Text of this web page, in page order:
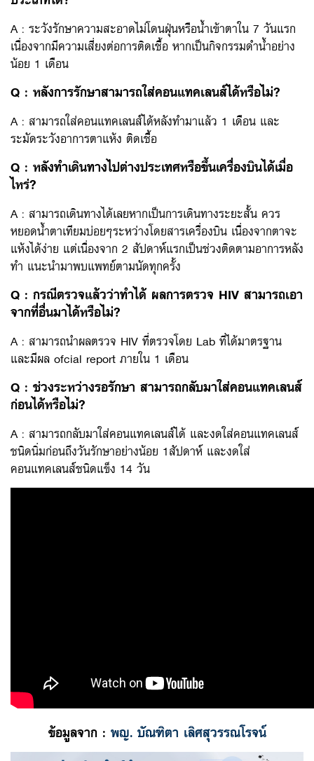
A : ระวังรักษาความสะอาดไม่โดนฝุ่นหรือน้ำเข้าตาใน 7 วันแรก
เนื่องจากมีความเสี่ยงต่อการติดเชื้อ หากเป็นกิจกรรมดำน้ำอย่าง
น้อย 1 เดือน
Q : หลังการรักษาสามารถใส่คอนแทคเลนส์ได้หรือไม่?
A : สามารถใส่คอนแทคเลนส์ได้หลังทำมาแล้ว 1 เดือน และ
ระมัดระวังอาการตาแห้ง ติดเชื้อ
Q : หลังทำเดินทางไปต่างประเทศหรือขึ้นเครื่องบินได้เมื่อ
ไหร่?
A : สามารถเดินทางได้เลยหากเป็นการเดินทางระยะสั้น ควร
หยอดน้ำตาเทียมบ่อยๆระหว่างโดยสารเครื่องบิน เนื่องจากตาจะ
แห้งได้ง่าย แต่เนื่องจาก 2 สัปดาห์แรกเป็นช่วงติดตามอาการหลัง
ทำ แนะนำมาพบแพทย์ตามนัดทุกครั้ง
Q : กรณีตรวจแล้วว่าทำได้ ผลการตรวจ HIV สามารถเอา
จากที่อื่นมาได้หรือไม่?
A : สามารถนำผลตรวจ HIV ที่ตรวจโดย Lab ที่ได้มาตรฐาน
และมีผล official report ภายใน 1 เดือน
Q : ช่วงระหว่างรอรักษา สามารถกลับมาใส่คอนแทคเลนส์
ก่อนได้หรือไม่?
A : สามารถกลับมาใส่คอนแทคเลนส์ได้ และงดใส่คอนแทคเลนส์
ชนิดนิ่มก่อนถึงวันรักษาอย่างน้อย 1สัปดาห์ และงดใส่
คอนแทคเลนส์ชนิดแข็ง 14 วัน
ข้อมูลจาก : พญ. บัณฑิตา เลิศสุวรรณโรจน์